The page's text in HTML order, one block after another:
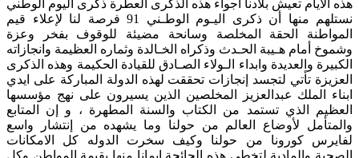
هذه الأيام تعيش بلادنا أجواء هذه الذكرى العطرة ذكرى اليوم الوطني
نستلهم منها أن ذكرى اليـوم الوطـني 91 فرصة لنا لإعلاء قيم
المواطنة الحقة المخلصة ‏وسانحة مضيئة للوقوف بفخر وعزة
وشموخ أمام هـيبة الحـدث وذكراه ‏الخـالدة وثماره العظيمة وانجازاته
الكبيرة والعديدة وابداء الـولاء الصـادق للقيادة الحكيمة وهذه الذكرى
‏العزيزة تأتي لتجسد إنجازات تحققت لهذه الدولة المباركة على ايدي
ابناء الملك عبدالعزيز ‏المخلصين الذين يسيرون على نهج مؤسسها
العظيم الذي تستمد من ‏الكتاب والسنة المطهرة ، و إن المتابع
والمتأمل لأوضاع العالم من حولنا ‏وما يشهده من إنتشار واسع
لفايرس كورونا من حولنا وكيف سخرت الدوله كل الامكانات
الصحية والمادية لتخطي هذه الجائحة إيمانا منها بقيمة المواطن وكل